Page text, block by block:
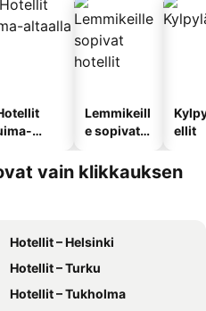
Lemmikeill
e sopivat
ellit
vain klikkauksen
Hotellit – Helsinki
Hotellit – Turku
Hotellit – Tukholma